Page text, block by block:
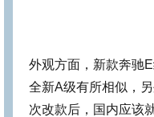
外观方面，新款奔驰
全新A级有所相似，
次改款后，国内应该